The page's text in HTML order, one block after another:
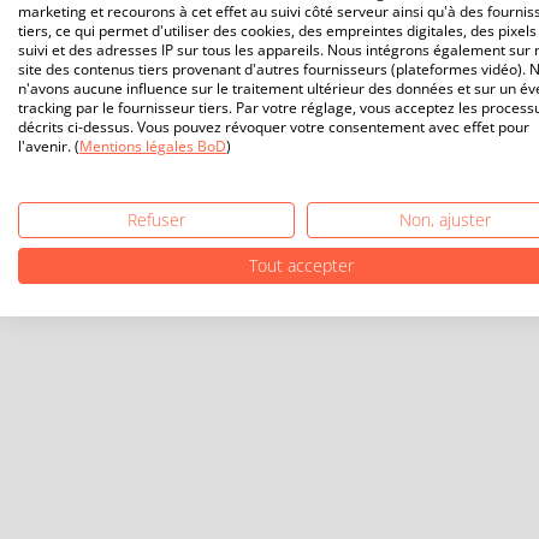
marketing et recourons à cet effet au suivi côté serveur ainsi qu'à des
tiers, ce qui permet d'utiliser des cookies, des empreintes digitales, des
suivi et des adresses IP sur tous les appareils. Nous intégrons également sur
site des contenus tiers provenant d'autres fournisseurs (plateformes vidéo).
n'avons aucune influence sur le traitement ultérieur des données et sur un
tracking par le fournisseur tiers. Par votre réglage, vous acceptez les
décrits ci-dessus. Vous pouvez révoquer votre consentement avec effet pour
l'avenir. (Mentions légales BoD)
Refuser
Non, ajuster
Tout accepter